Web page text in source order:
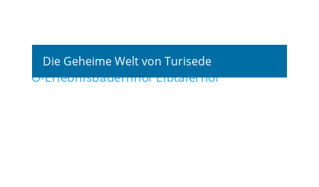
Die Geheime Welt von Turisede